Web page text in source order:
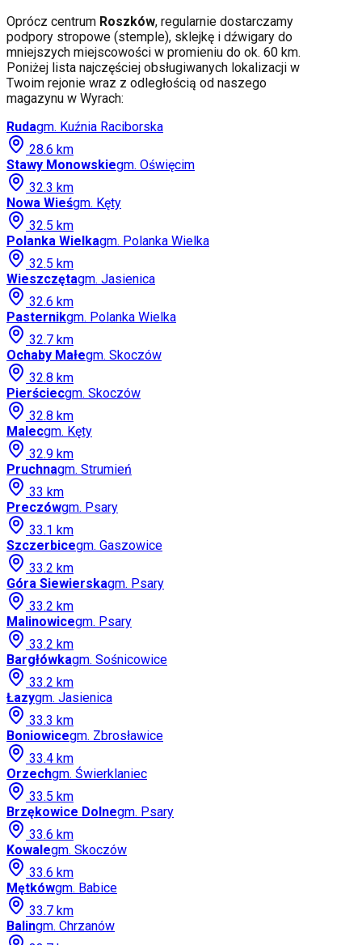
Oprócz centrum Roszków, regularnie dostarczamy
podpory stropowe (stemple), sklejkę i dźwigary do
mniejszych miejscowości w promieniu do ok. 60 km.
Poniżej lista najczęściej obsługiwanych lokalizacji w
Twoim rejonie wraz z odległością od naszego
magazynu w Wyrach:
Rudagm. Kuźnia Raciborska
28.6 km
Stawy Monowskiegm. Oświęcim
32.3 km
Nowa Wieśgm. Kęty
32.5 km
Polanka Wielkagm. Polanka Wielka
32.5 km
Wieszczętagm. Jasienica
32.6 km
Pasternikgm. Polanka Wielka
32.7 km
Ochaby Małegm. Skoczów
32.8 km
Pierściecgm. Skoczów
32.8 km
Malecgm. Kęty
32.9 km
Pruchnagm. Strumień
33 km
Preczówgm. Psary
33.1 km
Szczerbicegm. Gaszowice
33.2 km
Góra Siewierskagm. Psary
33.2 km
Malinowicegm. Psary
33.2 km
Bargłówkagm. Sośnicowice
33.2 km
Łazygm. Jasienica
33.3 km
Boniowicegm. Zbrosławice
33.4 km
Orzechgm. Świerklaniec
33.5 km
Brzękowice Dolnegm. Psary
33.6 km
Kowalegm. Skoczów
33.6 km
Mętkówgm. Babice
33.7 km
Balingm. Chrzanów